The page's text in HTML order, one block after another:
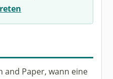
and Paper, wann eine